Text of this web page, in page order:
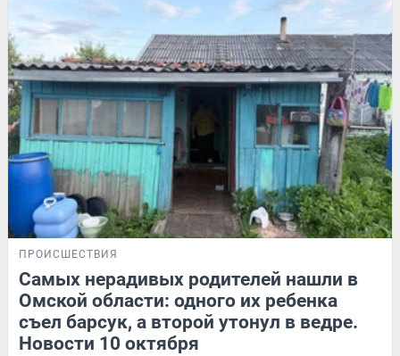
ПРОИСШЕСТВИЯ
Самых нерадивых родителей нашли в
Омской области: одного их ребенка
съел барсук, а второй утонул в ведре.
Новости 10 октября